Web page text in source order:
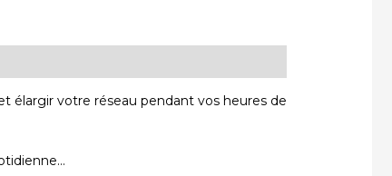
élargir votre réseau pendant vos heures de